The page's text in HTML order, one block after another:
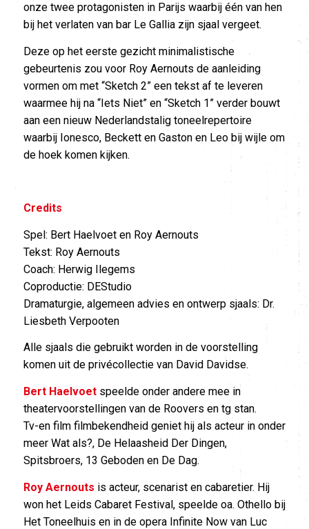
onze twee protagonisten in Parijs waarbij één van hen
bij het verlaten van bar Le Gallia zijn sjaal vergeet.
Deze op het eerste gezicht minimalistische
gebeurtenis zou voor Roy Aernouts de aanleiding
vormen om met “Sketch 2” een tekst af te leveren
waarmee hij na “Iets Niet” en “Sketch 1” verder bouwt
aan een nieuw Nederlandstalig toneelrepertoire
waarbij Ionesco, Beckett en Gaston en Leo bij wijle om
de hoek komen kijken.
Credits
Spel: Bert Haelvoet en Roy Aernouts
Tekst: Roy Aernouts
Coach: Herwig Ilegems
Coproductie: DEStudio
Dramaturgie, algemeen advies en ontwerp sjaals: Dr.
Liesbeth Verpooten
Alle sjaals die gebruikt worden in de voorstelling
komen uit de privécollectie van David Davidse.
Bert Haelvoetspeelde onder andere mee in
theatervoorstellingen van de Roovers en tg stan.
Tv-en film filmbekendheid geniet hij als acteur in onder
meer Wat als?, De Helaasheid Der Dingen,
Spitsbroers, 13 Geboden en De Dag.
Roy Aernouts is acteur, scenarist en cabaretier. Hij
won het Leids Cabaret Festival, speelde oa. Othello bij
Het Toneelhuis en in de opera Infinite Now van Luc